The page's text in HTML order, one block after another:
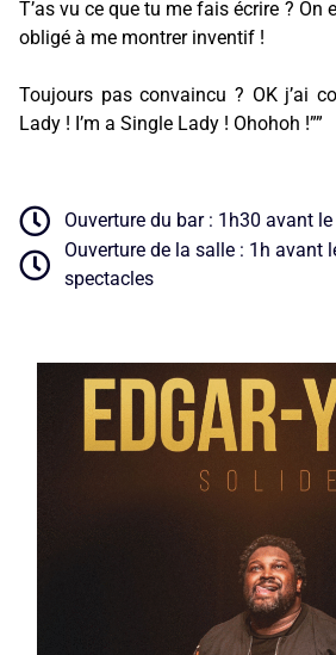
T’as vu ce que tu me fais écrire ? On
obligé à me montrer inventif !
Toujours pas convaincu ? OK j’ai
Lady ! I’m a Single Lady ! Ohohoh !””
Ouverture du bar : 1h30 avant
Ouverture de la salle : 1h avant
spectacles